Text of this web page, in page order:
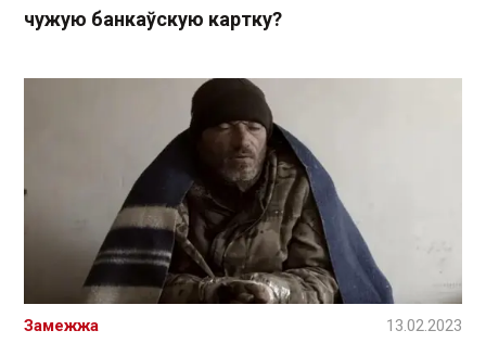
чужую банкаўскую картку?
Замежжа 13.02.2023